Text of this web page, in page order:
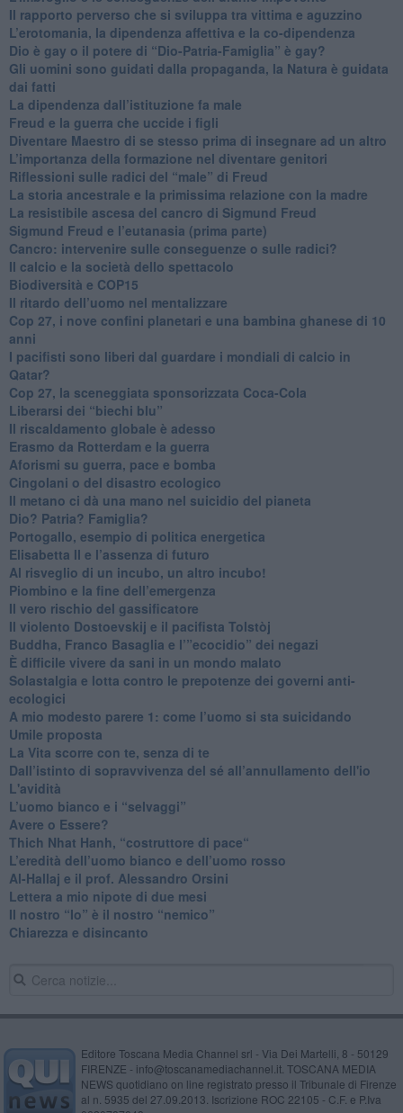
​Il rapporto perverso che si sviluppa tra vittima e aguzzino
L’erotomania, la dipendenza affettiva e la co-dipendenza
​Dio è gay o il potere di “Dio-Patria-Famiglia” è gay?
​Gli uomini sono guidati dalla propaganda, la Natura è guidata
dai fatti
La dipendenza dall’istituzione fa male
​Freud e la guerra che uccide i figli
​Diventare Maestro di se stesso prima di insegnare ad un altro
L’importanza della formazione nel diventare genitori
Riflessioni sulle radici del “male” di Freud
​La storia ancestrale e la primissima relazione con la madre
​La resistibile ascesa del cancro di Sigmund Freud
Sigmund Freud e l’eutanasia (prima parte)
Cancro: intervenire sulle conseguenze o sulle radici?
​Il calcio e la società dello spettacolo
Biodiversità e COP15
​Il ritardo dell’uomo nel mentalizzare
​Cop 27, i nove confini planetari e una bambina ghanese di 10
anni
​I pacifisti sono liberi dal guardare i mondiali di calcio in
Qatar?
​Cop 27, la sceneggiata sponsorizzata Coca-Cola
​Liberarsi dei “biechi blu”
Il riscaldamento globale è adesso
​Erasmo da Rotterdam e la guerra
​Aforismi su guerra, pace e bomba
Cingolani o del disastro ecologico
​Il metano ci dà una mano nel suicidio del pianeta
​Dio? Patria? Famiglia?
Portogallo, esempio di politica energetica
​Elisabetta II e l’assenza di futuro
Al risveglio di un incubo, un altro incubo!
​Piombino e la fine dell’emergenza
​Il vero rischio del gassificatore
​Il violento Dostoevskij e il pacifista Tolstòj
​Buddha, Franco Basaglia e l’”ecocidio” dei negazi
​È difficile vivere da sani in un mondo malato
Solastalgia e lotta contro le prepotenze dei governi anti-
ecologici
​A mio modesto parere 1: come l’uomo si sta suicidando
​Umile proposta
​La Vita scorre con te, senza di te
​Dall’istinto di sopravvivenza del sé all’annullamento dell'io
L'avidità
​L’uomo bianco e i “selvaggi”
​Avere o Essere?
​Thich Nhat Hanh, “costruttore di pace“
​L’eredità dell’uomo bianco e dell’uomo rosso
Al-Hallaj e il prof. Alessandro Orsini
​Lettera a mio nipote di due mesi
​Il nostro “Io” è il nostro “nemico”
​Chiarezza e disincanto
Editore Toscana Media Channel srl - Via Dei Martelli, 8 - 50129
FIRENZE - info@toscanamediachannel.it. TOSCANA MEDIA
NEWS quotidiano on line registrato presso il Tribunale di Firenze
al n. 5935 del 27.09.2013. Iscrizione ROC 22105 - C.F. e P.Iva